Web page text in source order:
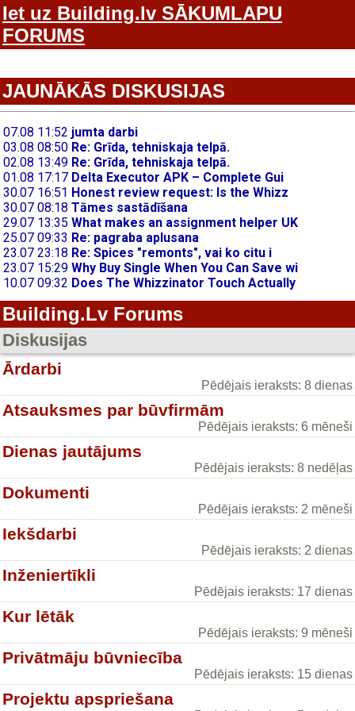
Iet uz Building.lv SĀKUMLAPU
FORUMS
JAUNĀKĀS DISKUSIJAS
Building.Lv Forums
Diskusijas
Ārdarbi
Pēdējais ieraksts: 8 dienas
Atsauksmes par būvfirmām
Pēdējais ieraksts: 6 mēneši
Dienas jautājums
Pēdējais ieraksts: 8 nedēļas
Dokumenti
Pēdējais ieraksts: 2 mēneši
Iekšdarbi
Pēdējais ieraksts: 2 dienas
Inženiertīkli
Pēdējais ieraksts: 17 dienas
Kur lētāk
Pēdējais ieraksts: 9 mēneši
Privātmāju būvniecība
Pēdējais ieraksts: 15 dienas
Projektu apspriešana